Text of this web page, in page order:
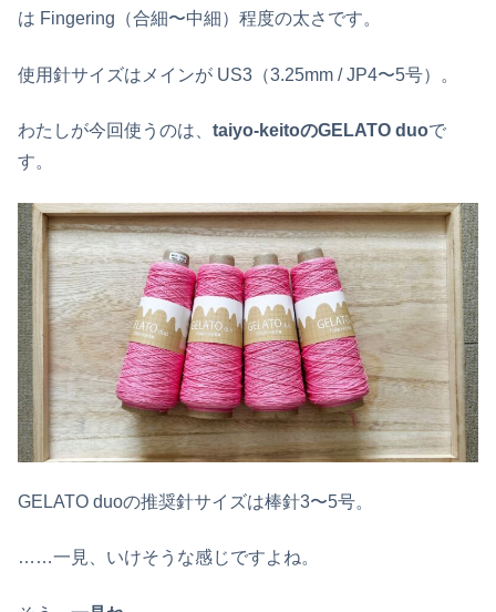
は Fingering（合細〜中細）程度の太さです。
使用針サイズはメインが US3（3.25mm / JP4〜5号）。
わたしが今回使うのは、 taiyo-keitoのGELATO duoで
す。
GELATO duoの推奨針サイズは棒針3〜5号。
……一見、いけそうな感じですよね。